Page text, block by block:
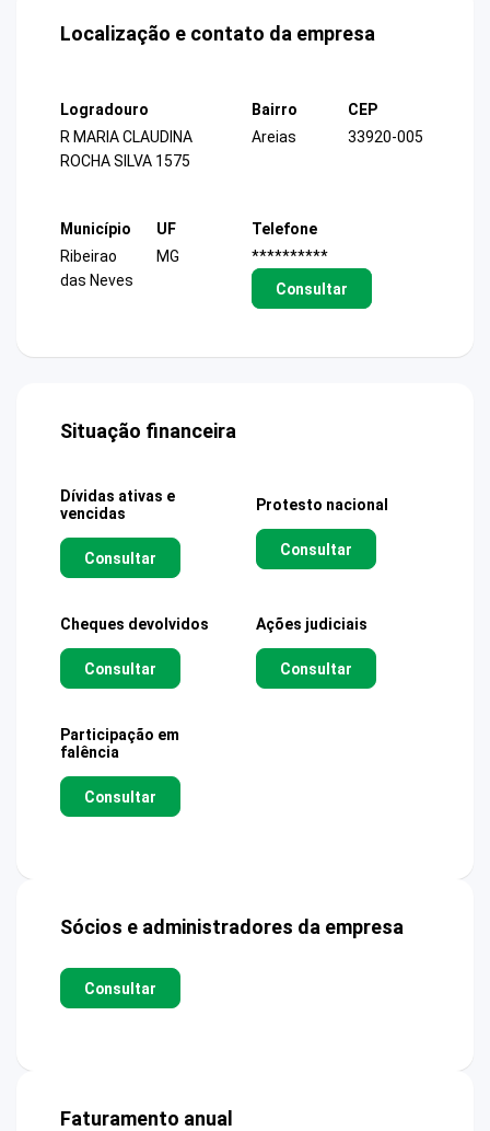
Localização e contato da empresa
Logradouro
R MARIA CLAUDINA
ROCHA SILVA 1575
Bairro
Areias
CEP
33920-005
Município
Ribeirao
das Neves
UF
MG
Telefone
**********
Consultar
Situação financeira
Dívidas ativas e
vencidas
Consultar
Protesto nacional
Consultar
Cheques devolvidos
Consultar
Ações judiciais
Consultar
Participação em
falência
Consultar
Sócios e administradores da empresa
Consultar
Faturamento anual